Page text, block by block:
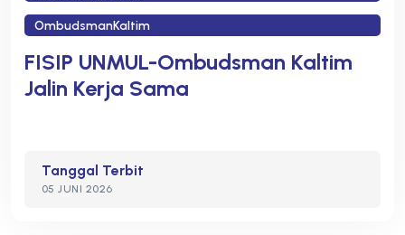
OmbudsmanKaltim
FISIP UNMUL-Ombudsman Kaltim
Jalin Kerja Sama
Tanggal Terbit
05 JUNI 2026